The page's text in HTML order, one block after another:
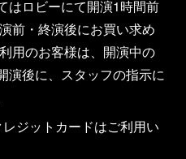
はロビーにて開演1時間前
前・終演後にお買い求め
用のお客様は、開演中の
演後に、スタッフの指示に
ジットカードはご利用い